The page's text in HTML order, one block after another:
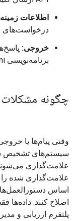
اطلاعات
درخواست‌های
خروجی:
برنامه‌نویسی Gemini.
چگونه مشکلات
وقتی پیام‌ها یا
سیستم‌های تشخیص
علامت‌گذاری
علامت‌گذاری شده را
اساس
اصلاح کنند.
پلتفرم ارزیابی و